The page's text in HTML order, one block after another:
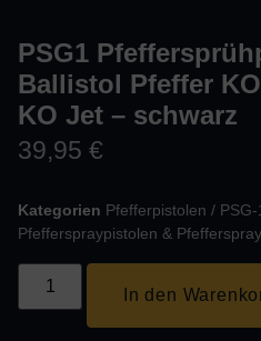
PSG1
Ballistol Pfeffer
KO Jet – schwarz
39,95 €
Kategorien Pfefferpistolen /
Pfefferspraypistolen &
In den